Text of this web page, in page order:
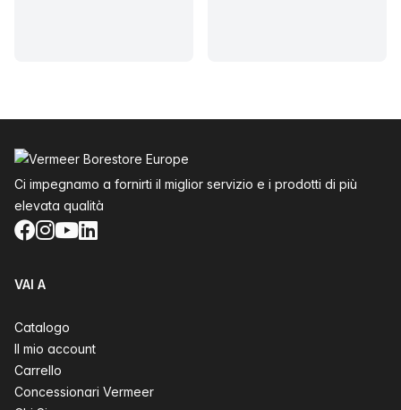
Ci impegnamo a fornirti il miglior servizio e i prodotti di più
elevata qualità
Facebook
Instagram
YouTube
LinkedIn
VAI A
Catalogo
Il mio account
Carrello
Concessionari Vermeer